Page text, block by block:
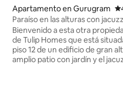
Apartamento en Gurugram
Paraíso en las alturas con
con jardín
Bienvenido a esta otra
de Tulip Homes que está
piso 12 de un edificio de gran
amplio patio con jardín y el